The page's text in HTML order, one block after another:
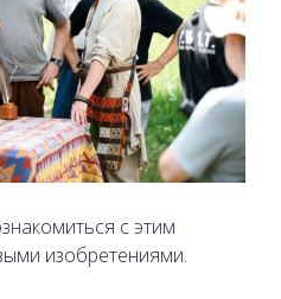
с этим
изобретениями.